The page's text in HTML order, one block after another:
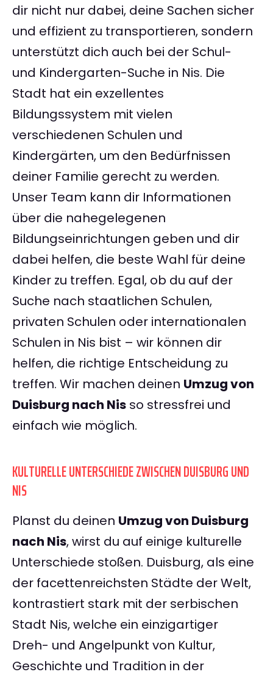
dir nicht nur dabei, deine Sachen sicher
und effizient zu transportieren, sondern
unterstützt dich auch bei der Schul-
und Kindergarten-Suche in Nis. Die
Stadt hat ein exzellentes
Bildungssystem mit vielen
verschiedenen Schulen und
Kindergärten, um den Bedürfnissen
deiner Familie gerecht zu werden.
Unser Team kann dir Informationen
über die nahegelegenen
Bildungseinrichtungen geben und dir
dabei helfen, die beste Wahl für deine
Kinder zu treffen. Egal, ob du auf der
Suche nach staatlichen Schulen,
privaten Schulen oder internationalen
Schulen in Nis bist – wir können dir
helfen, die richtige Entscheidung zu
treffen. Wir machen deinen Umzug von
Duisburg nach Nis so stressfrei und
einfach wie möglich.
KULTURELLE UNTERSCHIEDE ZWISCHEN DUISBURG UND
NIS
Planst du deinen Umzug von Duisburg
nach Nis, wirst du auf einige kulturelle
Unterschiede stoßen. Duisburg, als eine
der facettenreichsten Städte der Welt,
kontrastiert stark mit der serbischen
Stadt Nis, welche ein einzigartiger
Dreh- und Angelpunkt von Kultur,
Geschichte und Tradition in der